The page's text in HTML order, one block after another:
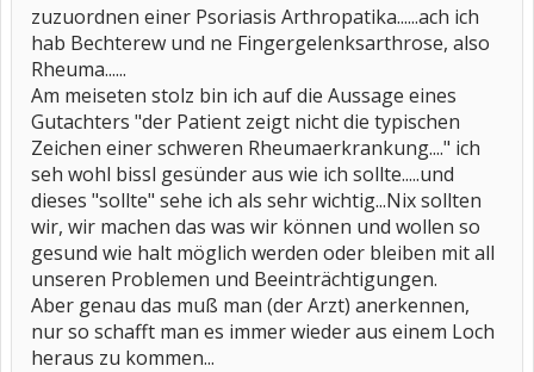
zuzuordnen einer Psoriasis Arthropatika......ach ich
hab Bechterew und ne Fingergelenksarthrose, also
Rheuma......
Am meiseten stolz bin ich auf die Aussage eines
Gutachters "der Patient zeigt nicht die typischen
Zeichen einer schweren Rheumaerkrankung...." ich
seh wohl bissl gesünder aus wie ich sollte.....und
dieses "sollte" sehe ich als sehr wichtig...Nix sollten
wir, wir machen das was wir können und wollen so
gesund wie halt möglich werden oder bleiben mit all
unseren Problemen und Beeinträchtigungen.
Aber genau das muß man (der Arzt) anerkennen,
nur so schafft man es immer wieder aus einem Loch
heraus zu kommen...